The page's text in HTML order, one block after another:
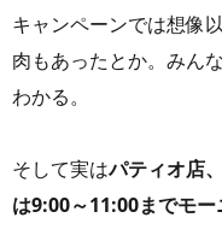
キャンペーンでは想像
肉もあったとか。みん
わかる。
そして実はパティオ店
は9:00～11:00までモー